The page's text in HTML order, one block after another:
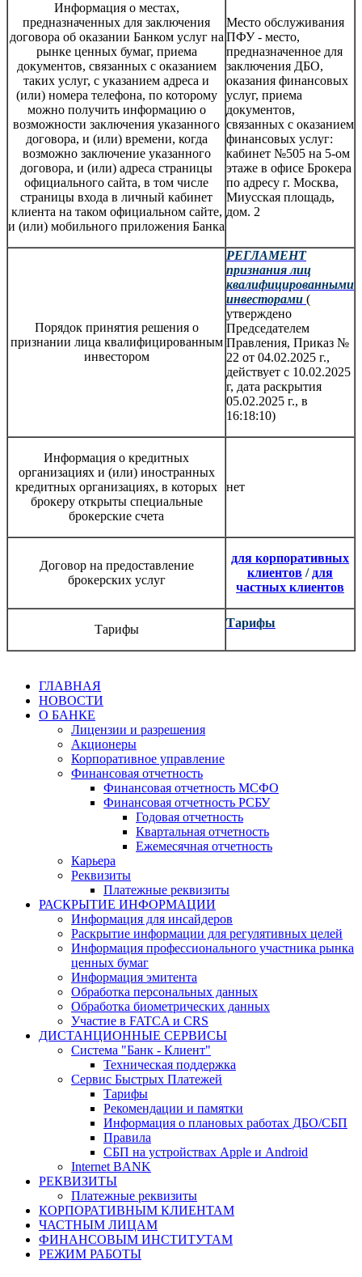
Информация о местах,
предназначенных для заключения
договора об оказании Банком услуг на
рынке ценных бумаг, приема
документов, связанных с оказанием
таких услуг, с указанием адреса и
(или) номера телефона, по которому
можно получить информацию о
возможности заключения указанного
договора, и (или) времени, когда
возможно заключение указанного
договора, и (или) адреса страницы
официального сайта, в том числе
страницы входа в личный кабинет
клиента на таком официальном сайте,
и (или) мобильного приложения Банка
Место обслуживания
ПФУ - место,
предназначенное для
заключения ДБО,
оказания финансовых
услуг, приема
документов,
связанных с оказанием
финансовых услуг:
кабинет №505 на 5-ом
этаже в офисе Брокера
по адресу г. Москва,
Миусская площадь,
дом. 2
Порядок принятия решения о
признании лица квалифицированным
инвестором
РЕГЛАМЕНТ
признания лиц
квалифицированными
инвесторами (
утверждено
Председателем
Правления, Приказ №
22 от 04.02.2025 г.,
действует с 10.02.2025
г, дата раскрытия
05.02.2025 г., в
16:18:10)
Информация о кредитных
организациях и (или) иностранных
кредитных организациях, в которых
брокеру открыты специальные
брокерские счета
нет
Договор на предоставление
брокерских услуг
для корпоративных
клиентов /для
частных клиентов
Тарифы Тарифы
ГЛАВНАЯ
НОВОСТИ
О БАНКЕ
Лицензии и разрешения
Акционеры
Корпоративное управление
Финансовая отчетность
Финансовая отчетность МСФО
Финансовая отчетность РСБУ
Годовая отчетность
Квартальная отчетность
Ежемесячная отчетность
Карьера
Реквизиты
Платежные реквизиты
РАСКРЫТИЕ ИНФОРМАЦИИ
Информация для инсайдеров
Раскрытие информации для регулятивных целей
Информация профессионального участника рынка
ценных бумаг
Информация эмитента
Обработка персональных данных
Обработка биометрических данных
Участие в FATCA и CRS
ДИСТАНЦИОННЫЕ СЕРВИСЫ
Система "Банк - Клиент"
Техническая поддержка
Сервис Быстрых Платежей
Тарифы
Рекомендации и памятки
Информация о плановых работах ДБО/СБП
Правила
СБП на устройствах Apple и Android
Internet BANK
РЕКВИЗИТЫ
Платежные реквизиты
КОРПОРАТИВНЫМ КЛИЕНТАМ
ЧАСТНЫМ ЛИЦАМ
ФИНАНСОВЫМ ИНСТИТУТАМ
РЕЖИМ РАБОТЫ